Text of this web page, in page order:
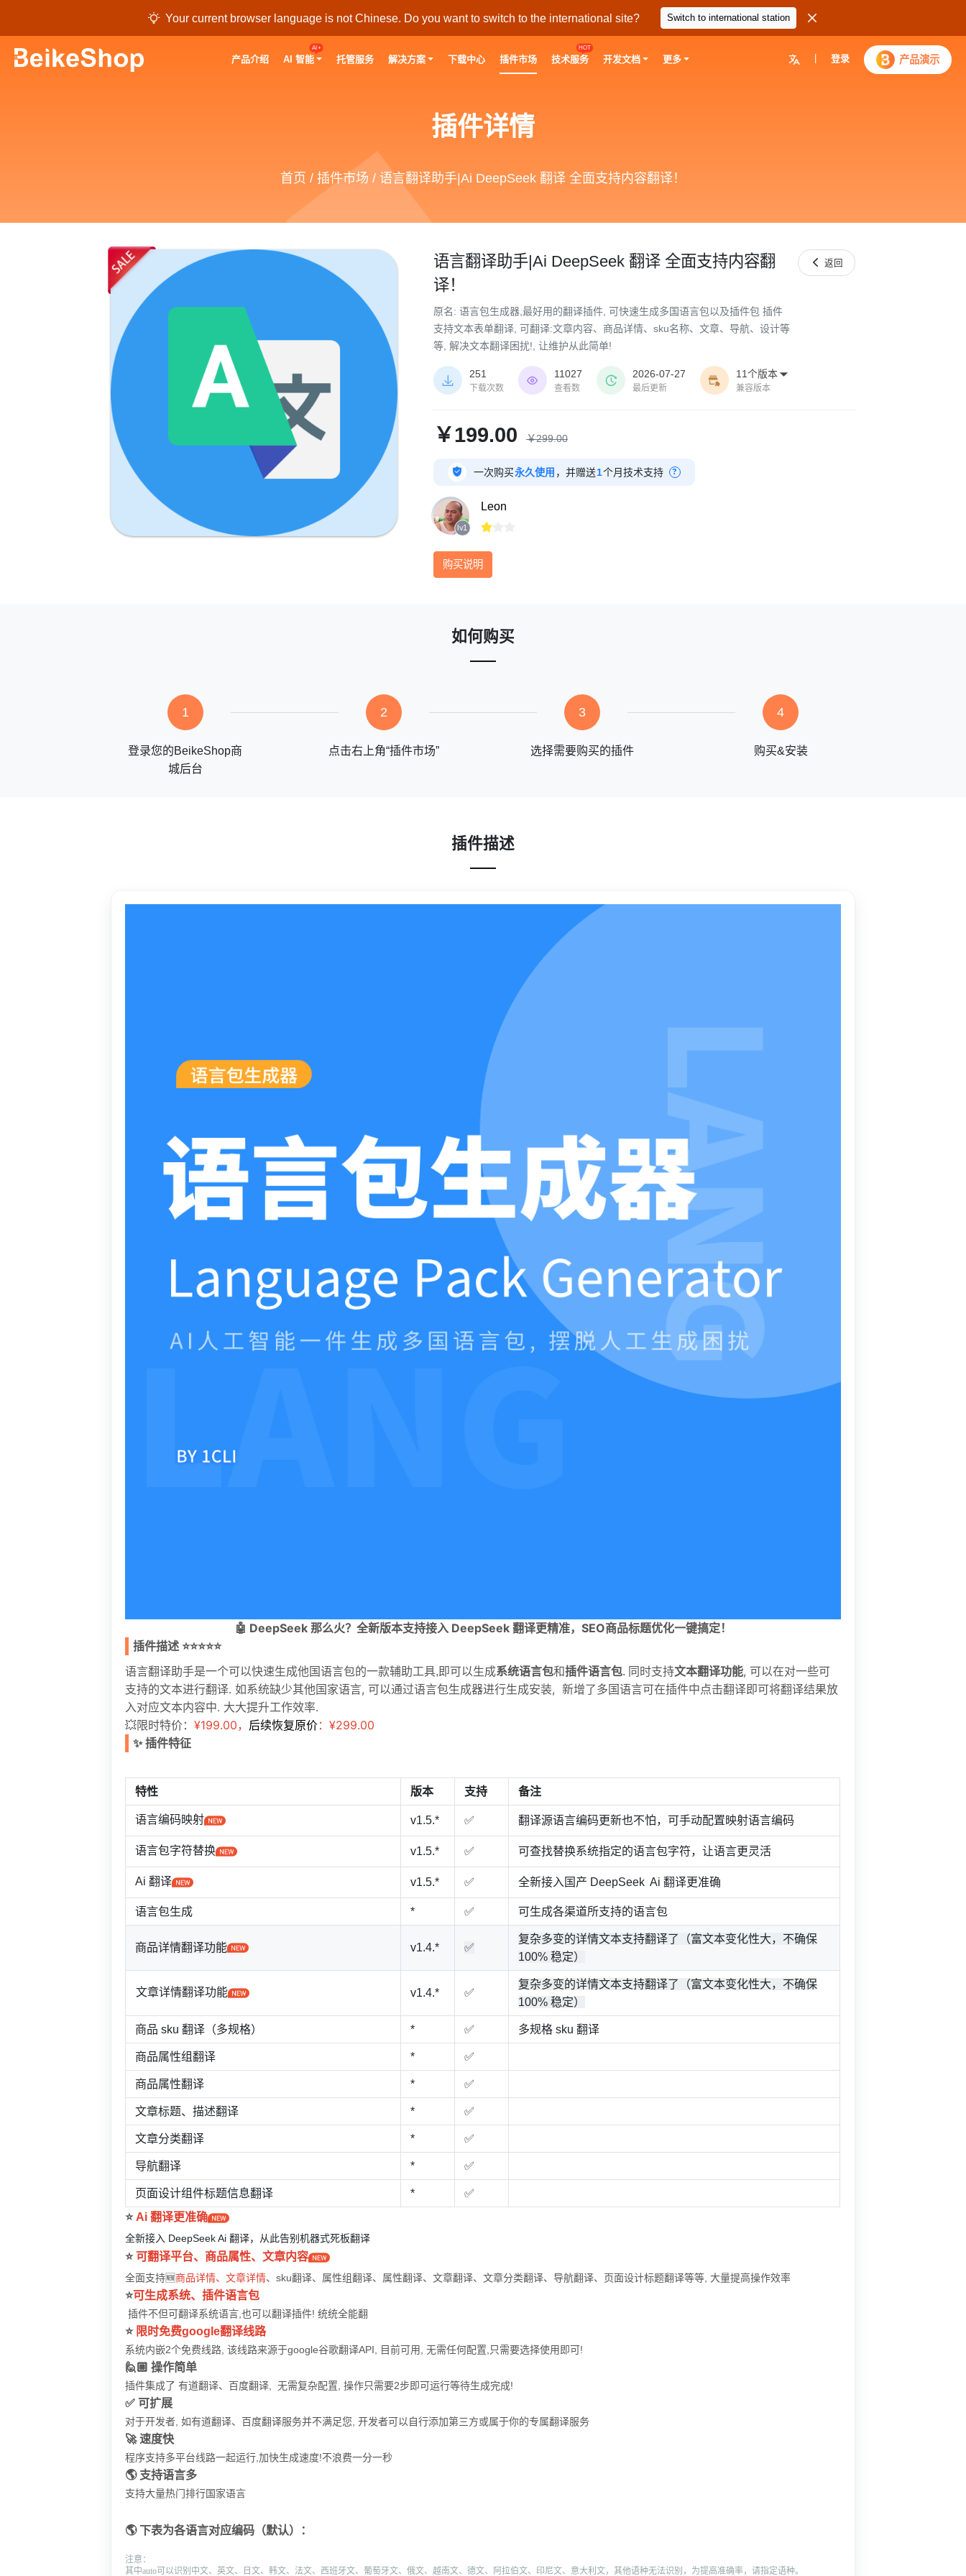
 Your current browser language is not Chinese. Do you want to switch to the international site? Switch to international station 
产品介绍
AI+
AI 智能 托管服务 解决方案 下载中心 插件市场
HOT
技术服务 开发文档 更多  登录 产品演示
插件详情
首页 / 插件市场 / 语言翻译助手|Ai DeepSeek 翻译 全面支持内容翻译！
语言翻译助手|Ai DeepSeek 翻译 全面支持内容翻
译！
原名: 语言包生成器,最好用的翻译插件, 可快速生成多国语言包以及插件包 插件
支持文本表单翻译, 可翻译:文章内容、商品详情、sku名称、文章、导航、设计等
等, 解决文本翻译困扰!, 让维护从此简单!
 返回

251
下载次数

11027
查看数

2026-07-27
最后更新

11个版本 
兼容版本
￥199.00 ￥299.00
 一次购买永久使用 ，并赠送1个月技术支持 ?
lv1
Leon

购买说明
如何购买
1
登录您的BeikeShop商
城后台
2
点击右上角“插件市场”
3
选择需要购买的插件
4
购买&安装
插件描述
🤖 DeepSeek 那么火？全新版本支持接入 DeepSeek 翻译更精准，SEO商品标题优化一键搞定！
插件描述⭐️⭐️⭐️⭐️⭐️
语言翻译助手是一个可以快速生成他国语言包的一款辅助工具,即可以生成系统语言包和插件语言包. 同时支持文本翻译功能, 可以在对一些可
支持的文本进行翻译. 如系统缺少其他国家语言, 可以通过语言包生成器进行生成安装, 新增了多国语言可在插件中点击翻译即可将翻译结果放
入对应文本内容中. 大大提升工作效率.
💥限时特价：¥199.00， 后续恢复原价：¥299.00
✨ 插件特征
特性 版本 支持 备注
语言编码映射 v1.5.* ✅ 翻译源语言编码更新也不怕，可手动配置映射语言编码
语言包字符替换 v1.5.* ✅ 可查找替换系统指定的语言包字符，让语言更灵活
Ai 翻译 v1.5.* ✅ 全新接入国产 DeepSeek Ai 翻译更准确
语言包生成 * ✅ 可生成各渠道所支持的语言包
商品详情翻译功能 v1.4.* ✅
复杂多变的详情文本支持翻译了（富文本变化性大，不确保
100% 稳定）
文章详情翻译功能 v1.4.* ✅
复杂多变的详情文本支持翻译了（富文本变化性大，不确保
100% 稳定）
商品 sku 翻译（多规格） * ✅ 多规格 sku 翻译
商品属性组翻译 * ✅
商品属性翻译 * ✅
文章标题、描述翻译 * ✅
文章分类翻译 * ✅
导航翻译 * ✅
页面设计组件标题信息翻译 *
✅
⭐️ Ai 翻译更准确
全新接入 DeepSeek Ai 翻译，从此告别机器式死板翻译
⭐️ 可翻译平台、商品属性、文章内容
全面支持🆕商品详情、文章详情、sku翻译、属性组翻译、属性翻译、文章翻译、文章分类翻译、导航翻译、页面设计标题翻译等等, 大量提高操作效率
⭐️可生成系统、插件语言包
插件不但可翻译系统语言,也可以翻译插件! 统统全能翻
⭐️ 限时免费google翻译线路
系统内嵌2个免费线路, 该线路来源于google谷歌翻译API, 目前可用, 无需任何配置,只需要选择使用即可!
🙋🏼操作简单
插件集成了 有道翻译、百度翻译, 无需复杂配置, 操作只需要2步即可运行等待生成完成!
✅ 可扩展
对于开发者, 如有道翻译、百度翻译服务并不满足您, 开发者可以自行添加第三方或属于你的专属翻译服务
🚀速度快
程序支持多平台线路一起运行,加快生成速度!不浪费一分一秒
🌎 支持语言多
支持大量热门排行国家语言
🌎 下表为各语言对应编码（默认）：
注意：
其中auto可以识别中文、英文、日文、韩文、法文、西班牙文、葡萄牙文、俄文、越南文、德文、阿拉伯文、印尼文、意大利文，其他语种无法识别，为提高准确率，请指定语种。